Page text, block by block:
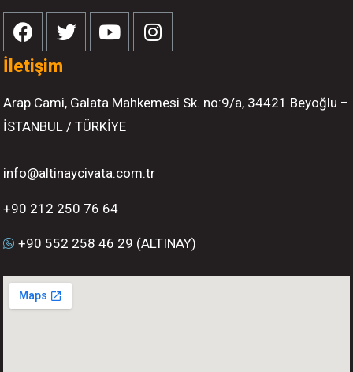
İletişim
Arap Cami, Galata Mahkemesi Sk. no:9/a, 34421 Beyoğlu –
İSTANBUL / TÜRKİYE
info@altinaycivata.com.tr
+90 212 250 76 64
+90 552 258 46 29 (ALTINAY)